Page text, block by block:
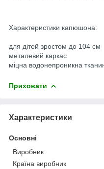
Характеристики капюшона:
для дітей зростом до 104 см
металевий каркас
міцна водонепроникна
Приховати
Характеристики
Основні
Виробник
Країна виробник